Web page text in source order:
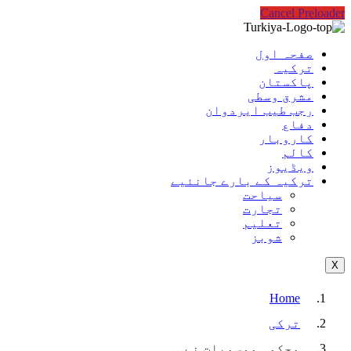
Cancel Preloader
صفحہ اول
ترکیہ
پاکستان
مشرق وسطی
رجب طیب ایردوان
دفاع
کاروبار
کالم
ویڈیوز
ترکیہ کے بارے جانئیے
سیاحت
تجارت
تعلیم
شوبز
X
Home
ترکی
محکمہ موسمیات نے…